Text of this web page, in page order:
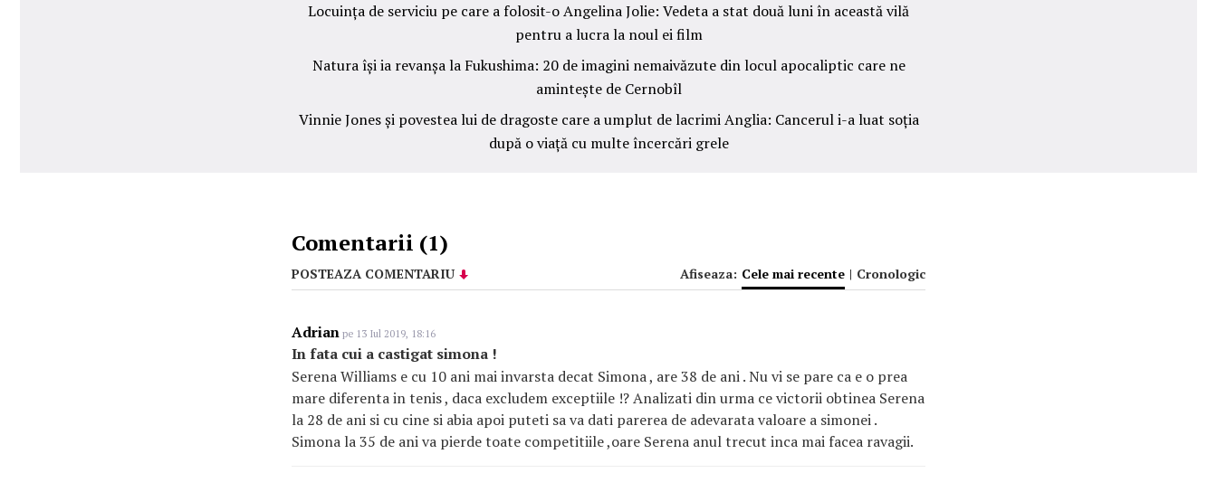
Locuința de serviciu pe care a folosit-o Angelina Jolie: Vedeta a stat două luni în această vilă
pentru a lucra la noul ei film
Natura își ia revanșa la Fukushima: 20 de imagini nemaivăzute din locul apocaliptic care ne
amintește de Cernobîl
Vinnie Jones și povestea lui de dragoste care a umplut de lacrimi Anglia: Cancerul i-a luat soția
după o viață cu multe încercări grele
Comentarii (1)
POSTEAZA COMENTARIU Afiseaza: Cele mai recente | Cronologic
Adrian pe 13 Iul 2019, 18:16
In fata cui a castigat simona !
Serena Williams e cu 10 ani mai invarsta decat Simona , are 38 de ani . Nu vi se pare ca e o prea
mare diferenta in tenis , daca excludem exceptiile !? Analizati din urma ce victorii obtinea Serena
la 28 de ani si cu cine si abia apoi puteti sa va dati parerea de adevarata valoare a simonei .
Simona la 35 de ani va pierde toate competitiile ,oare Serena anul trecut inca mai facea ravagii.